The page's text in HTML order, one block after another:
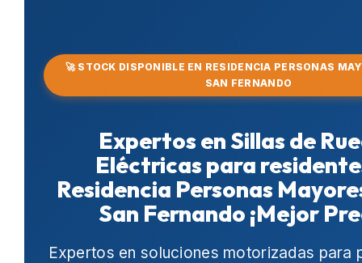
🚀 STOCK DISPONIBLE EN RESIDENCIA PERSONAS
SAN FERNANDO
Expertos en Sillas de
Eléctricas para
Residencia Personas
San Fernando ¡Mejor
Expertos en soluciones motorizadas para